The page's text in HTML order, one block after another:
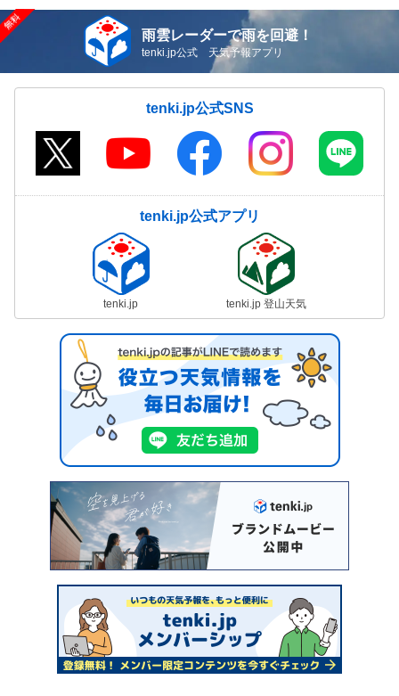
雨雲レーダーで雨を回避！
tenki.jp公式 天気予報アプリ
tenki.jp公式SNS
tenki.jp公式アプリ
tenki.jp tenki.jp 登山天気